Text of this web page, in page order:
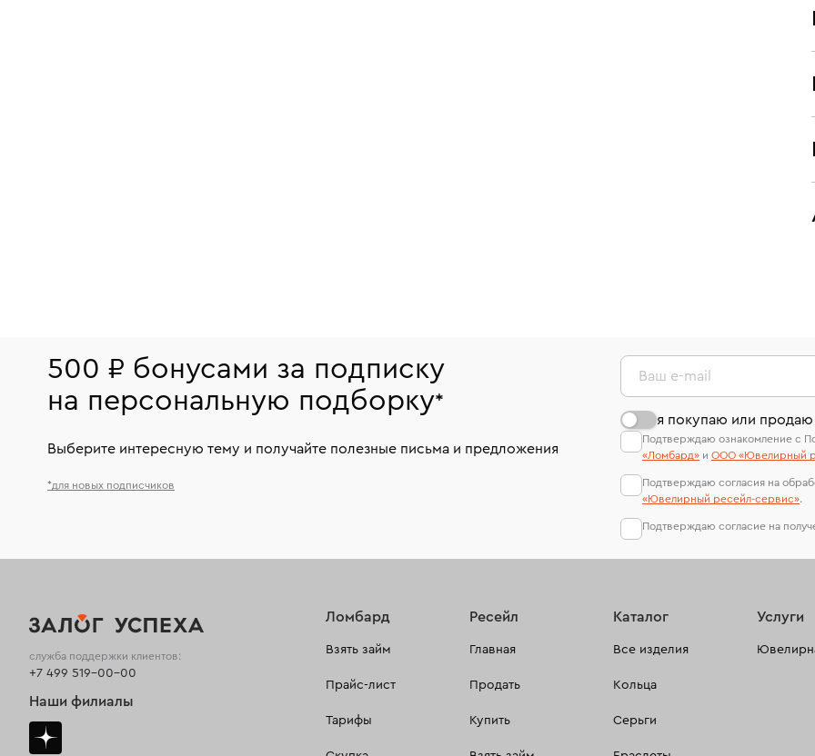
500 ₽ бонусами за подписку
на персональную подборку*
Выберите интересную тему и получайте полезные письма и предложения
*для новых подписчиков
Ваш e-mail
я покупаю или
Подтверждаю ознакомление с
«Ломбард» и ООО «Ювелирный
Подтверждаю согласия на
«Ювелирный ресейл-сервиc».
Подтверждаю согласие на
Ломбард
Взять займ
Прайс-лист
Тарифы
Ресейл
Главная
Продать
Купить
Каталог
Все изделия
Кольца
Серьги
Услуги
служба поддержки клиентов:
+7 499 519-00-00
Наши филиалы